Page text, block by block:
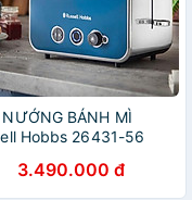
NƯỚNG BÁNH MÌ
Hobbs 26431-56
3.490.000 đ